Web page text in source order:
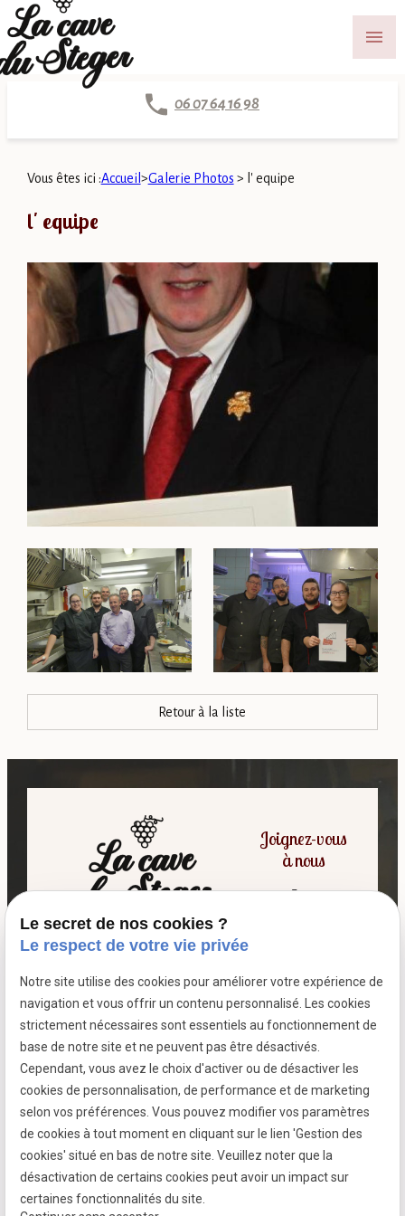
menu
06 07 64 16 98
Vous êtes ici :Accueil >Galerie Photos > l' equipe
l' equipe
Retour à la liste
Siret :39799787500026
Joignez-vous
à nous
7 passage fleuri
- 59380 SOCX
Mentions légales
Politique de confidentialité
Gestion des cookies
Panneau de gestion des cookies
Le secret de nos cookies ?
Le respect de votre vie privée
Notre site utilise des cookies pour améliorer votre expérience de
navigation et vous offrir un contenu personnalisé. Les cookies
strictement nécessaires sont essentiels au fonctionnement de
base de notre site et ne peuvent pas être désactivés.
Cependant, vous avez le choix d'activer ou de désactiver les
cookies de personnalisation, de performance et de marketing
selon vos préférences. Vous pouvez modifier vos paramètres
de cookies à tout moment en cliquant sur le lien 'Gestion des
cookies' situé en bas de notre site. Veuillez noter que la
désactivation de certains cookies peut avoir un impact sur
certaines fonctionnalités du site.